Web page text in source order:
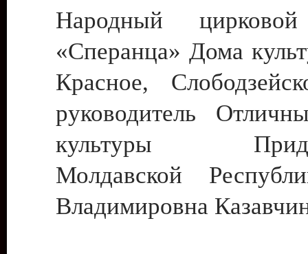
Народный цирковой
«Сперанца» Дома
Красное,
руководитель
культуры
Молдавской
Владимировна